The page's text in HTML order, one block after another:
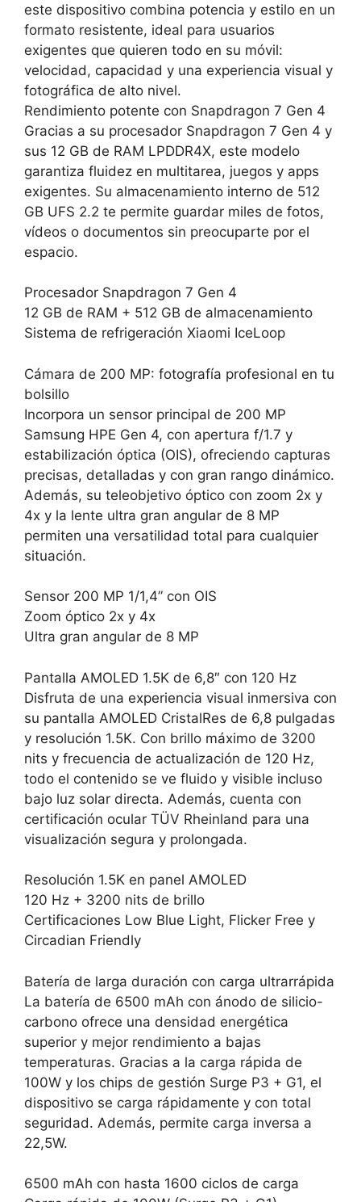
este dispositivo combina potencia y estilo en un
formato resistente, ideal para usuarios
exigentes que quieren todo en su móvil:
velocidad, capacidad y una experiencia visual y
fotográfica de alto nivel.
Rendimiento potente con Snapdragon 7 Gen 4
Gracias a su procesador Snapdragon 7 Gen 4 y
sus 12 GB de RAM LPDDR4X, este modelo
garantiza fluidez en multitarea, juegos y apps
exigentes. Su almacenamiento interno de 512
GB UFS 2.2 te permite guardar miles de fotos,
vídeos o documentos sin preocuparte por el
espacio.
Procesador Snapdragon 7 Gen 4
12 GB de RAM + 512 GB de almacenamiento
Sistema de refrigeración Xiaomi IceLoop
Cámara de 200 MP: fotografía profesional en tu
bolsillo
Incorpora un sensor principal de 200 MP
Samsung HPE Gen 4, con apertura f/1.7 y
estabilización óptica (OIS), ofreciendo capturas
precisas, detalladas y con gran rango dinámico.
Además, su teleobjetivo óptico con zoom 2x y
4x y la lente ultra gran angular de 8 MP
permiten una versatilidad total para cualquier
situación.
Sensor 200 MP 1/1,4” con OIS
Zoom óptico 2x y 4x
Ultra gran angular de 8 MP
Pantalla AMOLED 1.5K de 6,8″ con 120 Hz
Disfruta de una experiencia visual inmersiva con
su pantalla AMOLED CristalRes de 6,8 pulgadas
y resolución 1.5K. Con brillo máximo de 3200
nits y frecuencia de actualización de 120 Hz,
todo el contenido se ve fluido y visible incluso
bajo luz solar directa. Además, cuenta con
certificación ocular TÜV Rheinland para una
visualización segura y prolongada.
Resolución 1.5K en panel AMOLED
120 Hz + 3200 nits de brillo
Certificaciones Low Blue Light, Flicker Free y
Circadian Friendly
Batería de larga duración con carga ultrarrápida
La batería de 6500 mAh con ánodo de silicio-
carbono ofrece una densidad energética
superior y mejor rendimiento a bajas
temperaturas. Gracias a la carga rápida de
100W y los chips de gestión Surge P3 + G1, el
dispositivo se carga rápidamente y con total
seguridad. Además, permite carga inversa a
22,5W.
6500 mAh con hasta 1600 ciclos de carga